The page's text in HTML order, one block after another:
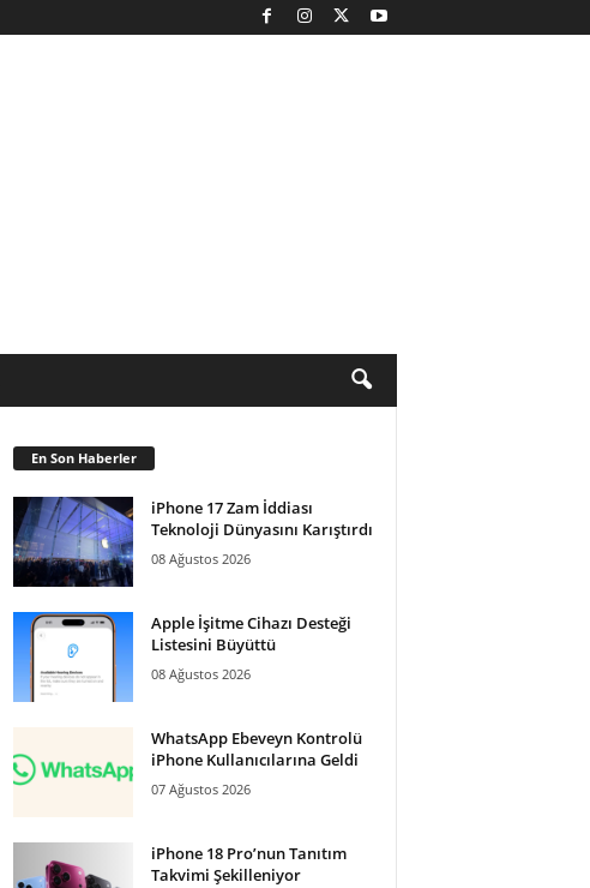
En Son Haberler
iPhone 17 Zam İddiası
Teknoloji Dünyasını Karıştırdı
08 Ağustos 2026
Apple İşitme Cihazı Desteği
Listesini Büyüttü
08 Ağustos 2026
WhatsApp Ebeveyn Kontrolü
iPhone Kullanıcılarına Geldi
07 Ağustos 2026
iPhone 18 Pro’nun Tanıtım
Takvimi Şekilleniyor